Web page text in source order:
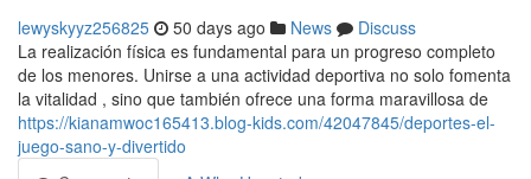
lewyskyyz256825 50 days ago News
Discuss
La realización física es fundamental para un progreso completo
de los menores. Unirse a una actividad deportiva no solo fomenta
la vitalidad , sino que también ofrece una forma maravillosa de
https://kianamwoc165413.blog-kids.com/42047845/deportes-el-
juego-sano-y-divertido